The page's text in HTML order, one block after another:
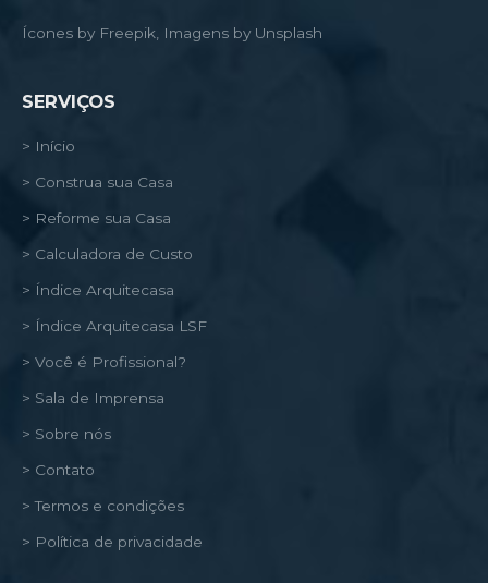
Ícones by Freepik, Imagens by Unsplash
SERVIÇOS
> Início
> Construa sua Casa
> Reforme sua Casa
> Calculadora de Custo
> Índice Arquitecasa
> Índice Arquitecasa LSF
> Você é Profissional?
> Sala de Imprensa
> Sobre nós
> Contato
> Termos e condições
> Política de privacidade